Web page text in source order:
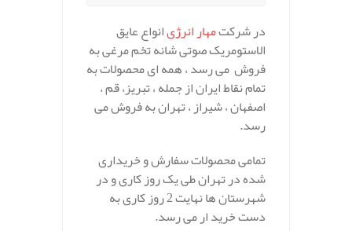
در شرکتمهار انرژیانواع عایق
الاستومریک صوتی شانه تخم مرغی به
فروش می رسد ، همه ای محصولات به
تمام نقاط ایران از جمله ، تبریز، قم ،
اصفهان ، شیراز ، تهران به فروش می
رسد.
تمامی محصولات سفارش و خریداری
شده در تهران طی یک روز کاری و در
شهرستان ها نهایت 2 روز کاری به
دست خرید ار می رسد.